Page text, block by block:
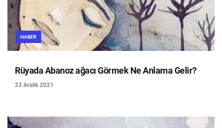
HABER
Rüyada Abanoz ağacı Görmek Ne Anlama Gelir?
23 Aralık 2021